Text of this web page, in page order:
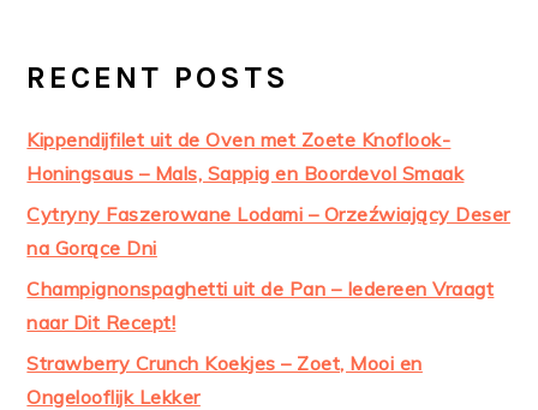
RECENT POSTS
Kippendijfilet uit de Oven met Zoete Knoflook-
Honingsaus – Mals, Sappig en Boordevol Smaak
Cytryny Faszerowane Lodami – Orzeźwiający Deser
na Gorące Dni
Champignonspaghetti uit de Pan – Iedereen Vraagt
naar Dit Recept!
Strawberry Crunch Koekjes – Zoet, Mooi en
Ongelooflijk Lekker